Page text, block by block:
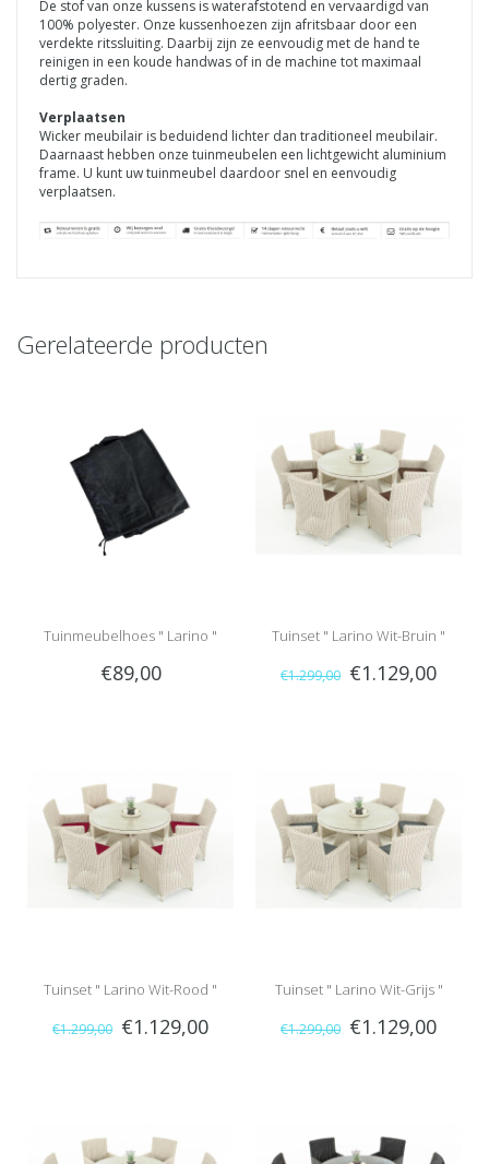
De stof van onze kussens is waterafstotend en vervaardigd van
100% polyester. Onze kussenhoezen zijn afritsbaar door een
verdekte ritssluiting. Daarbij zijn ze eenvoudig met de hand te
reinigen in een koude handwas of in de machine tot maximaal
dertig graden.
Verplaatsen
Wicker meubilair is beduidend lichter dan traditioneel meubilair.
Daarnaast hebben onze tuinmeubelen een lichtgewicht aluminium
frame. U kunt uw tuinmeubel daardoor snel en eenvoudig
verplaatsen.
Gerelateerde producten
Tuinmeubelhoes " Larino "
€89,00
Tuinset " Larino Wit-Bruin "
€1.299,00 €1.129,00
Tuinset " Larino Wit-Rood "
€1.299,00 €1.129,00
Tuinset " Larino Wit-Grijs "
€1.299,00 €1.129,00